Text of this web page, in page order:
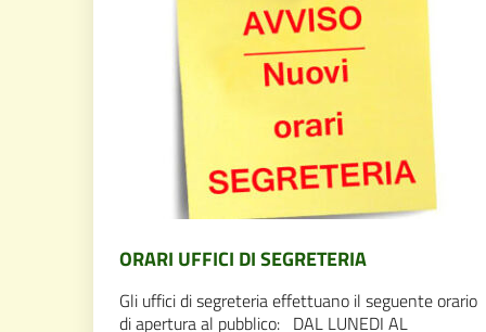
ORARI UFFICI DI SEGRETERIA
Gli uffici di segreteria effettuano il seguente orario
di apertura al pubblico: DAL LUNEDI AL